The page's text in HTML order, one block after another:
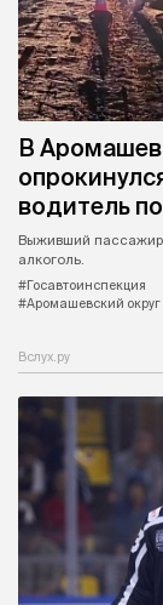
В
водитель
Выживший пассажир
алкоголь.
#Госавтоинспекция
#Аромашевский округ
Вслух.ру